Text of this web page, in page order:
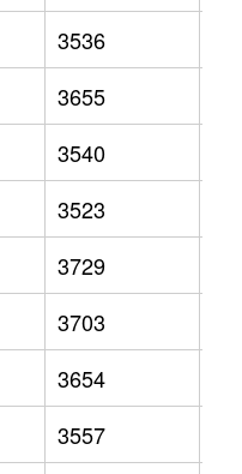
3536
3655
3540
3523
3729
3703
3654
3557